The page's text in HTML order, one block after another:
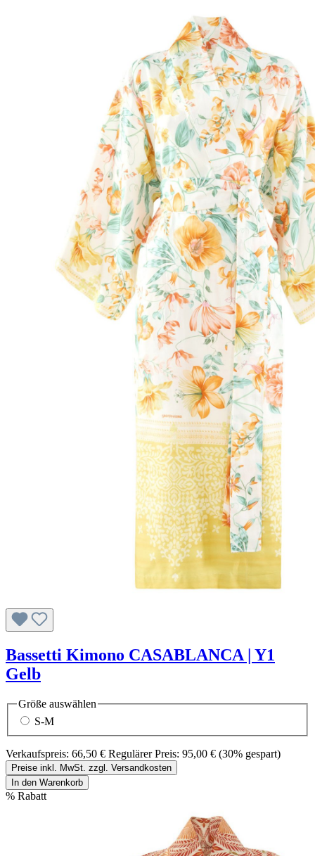
Bassetti Kimono CASABLANCA | Y1
Gelb
Größe auswählen
S-M
Verkaufspreis: 66,50 € Regulärer Preis: 95,00 € (30% gespart)
Preise inkl. MwSt. zzgl. Versandkosten
In den Warenkorb
% Rabatt